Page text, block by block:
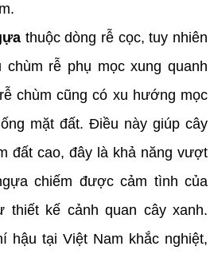
thuộc dòng rễ cọc, tuy nhiên
chùm rễ phụ mọc xung quanh
chùm cũng có xu hướng mọc
mặt đất. Điều này giúp cây
đất cao, đây là khả năng vượt
chiếm được cảm tình của
thiết kế cảnh quan cây xanh.
hậu tại Việt Nam khắc nghiệt,